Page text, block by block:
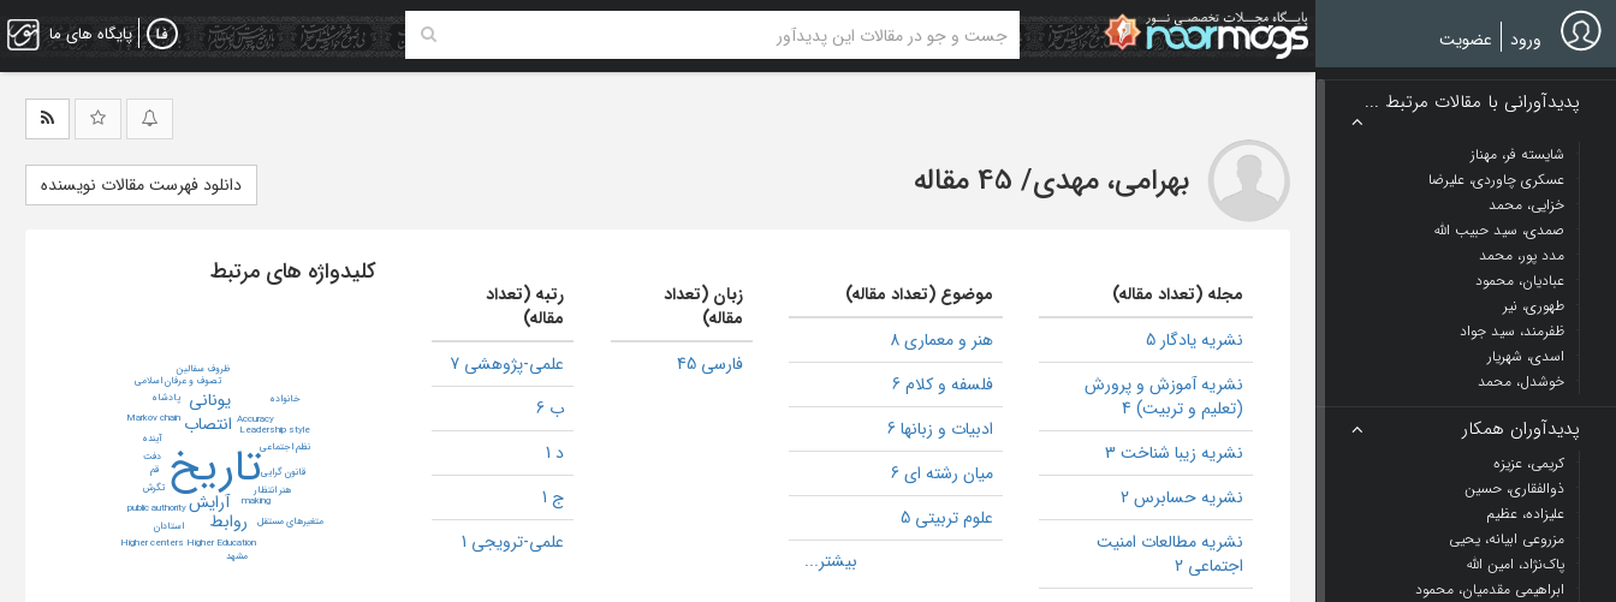
Skip
to
main
پایگاه های ما ورود عضویت
پدیدآورانی با مقالات مرتبط ...
شایسته فر، مهناز
عسکری چاوردی، علیرضا
خزایی، محمد
صمدی، سید حبیب الله
مدد پور، محمد
عبادیان، محمود
طهوری، نیر
ظفرمند، سید جواد
اسدی، شهریار
خوشدل، محمد
پدیدآوران همکار
کریمی، عزیزه
ذوالفقاری، حسین
علیزاده، عظیم
مزروعی ابیانه، یحیی
پاک‌نژاد، امین الله
ابراهیمی مقدمیان، محمود
بهرامی، مهدی/ 45 مقاله دانلود فهرست مقالات نویسنده
مجله (تعداد مقاله)
نشریه یادگار 5
نشریه آموزش و پرورش
(تعلیم و تربیت) 4
نشریه زیبا شناخت 3
نشریه حسابرس 2
نشریه مطالعات امنیت
اجتماعی 2
موضوع (تعداد مقاله)
هنر و معماری 8
فلسفه و کلام 6
ادبیات و زبانها 6
میان رشته ای 6
علوم تربیتی 5
زبان (تعداد
مقاله)
فارسی 45
رتبه (تعداد
مقاله)
علمی-پژوهشی 7
ب 6
د 1
ج 1
علمی-ترویجی 1
کلیدواژه های مرتبط
تاریخ
انتصاب
آرایش
رواﺑﻂ
یونانی
Accuracy
Higher centers Higher Education
Leadership style
making
Markov chain
public authority
تصوف و عرفان اسلامی
تگرش
دفت
قانون گرایی
نظم اجتماعی
هنر انتظار
آینده
استادان
پادشاه خانواده
ظروف سفالین
قم
متغیرهای مستقل
مشهد